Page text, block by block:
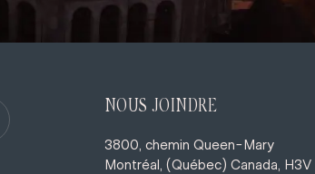
NOUS JOINDRE
3800, chemin Queen-Mary
Montréal, (Québec) Canada, H3V